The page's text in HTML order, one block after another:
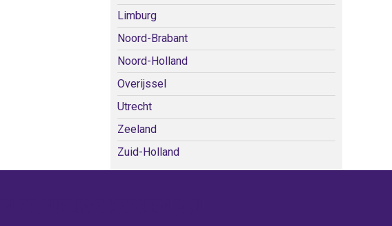
Limburg
Noord-Brabant
Noord-Holland
Overijssel
Utrecht
Zeeland
Zuid-Holland